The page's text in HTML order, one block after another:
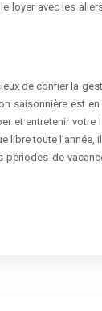
avec les
de confier la
est
et entretenir
toute
de